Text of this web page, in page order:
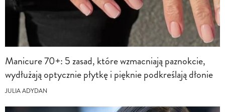
Manicure 70+: 5 zasad, które wzmacniają paznokcie,
wydłużają optycznie płytkę i pięknie podkreślają dłonie
JULIA ADYDAN